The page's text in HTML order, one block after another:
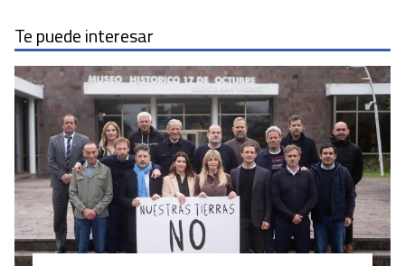
Te puede interesar